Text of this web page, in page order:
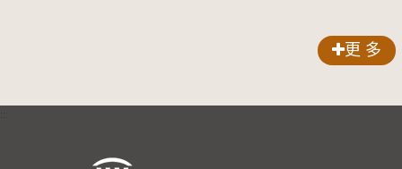
更 多